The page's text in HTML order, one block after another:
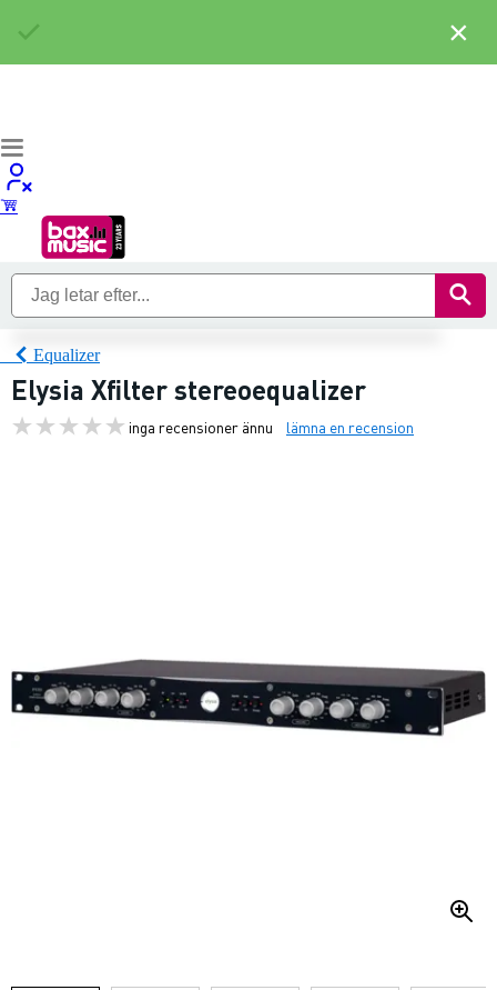
Equalizer
Elysia Xfilter stereoequalizer
inga recensioner ännu lämna en recension
×